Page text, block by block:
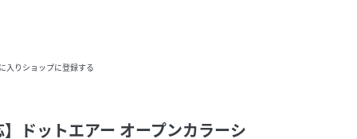
入りショップに登録する
ドットエアー オープンカラーシ